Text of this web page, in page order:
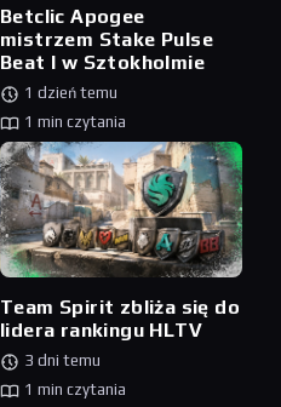
Betclic Apogee
mistrzem Stake Pulse
Beat I w Sztokholmie
1 dzień temu
1 min czytania
Team Spirit zbliża się do
lidera rankingu HLTV
3 dni temu
1 min czytania